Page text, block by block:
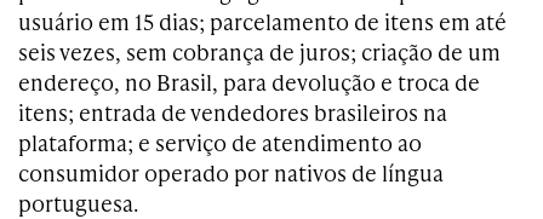
usuário em 15 dias; parcelamento de itens em até
seis vezes, sem cobrança de juros; criação de um
endereço, no Brasil, para devolução e troca de
itens; entrada de vendedores brasileiros na
plataforma; e serviço de atendimento ao
consumidor operado por nativos de língua
portuguesa.